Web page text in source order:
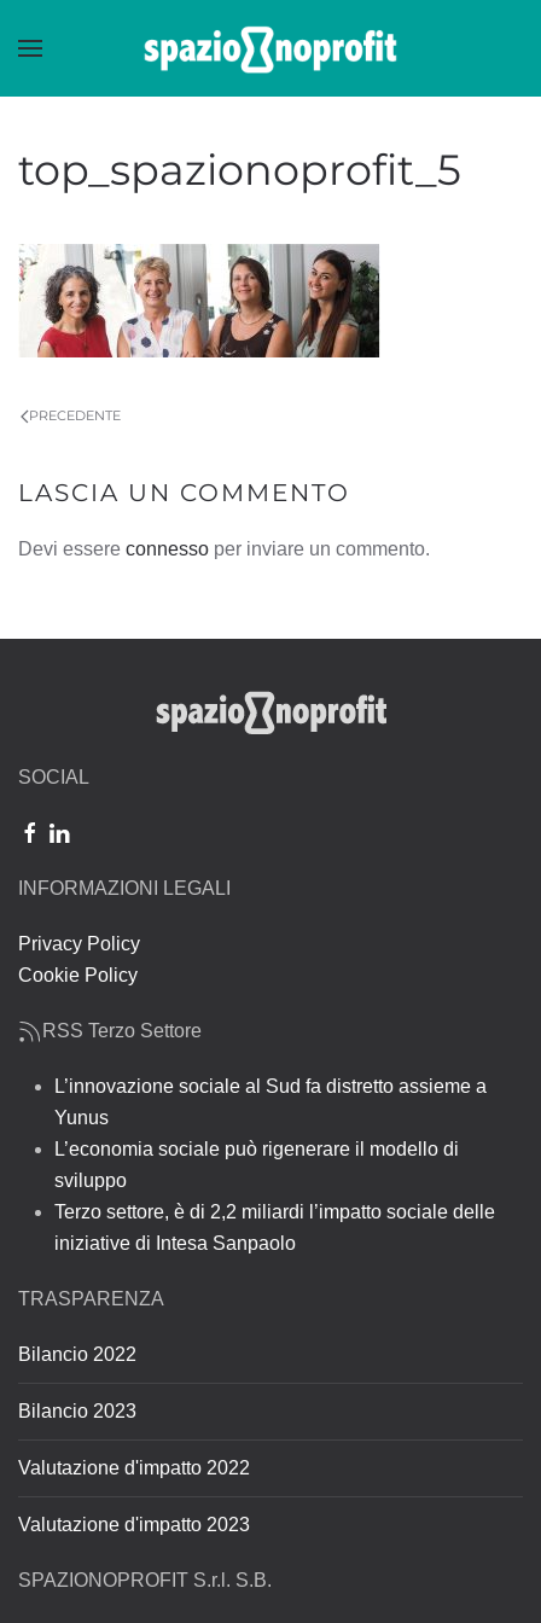
Skip to main content
top_spazionoprofit_5
PRECEDENTE
LASCIA UN COMMENTO
Devi essere connesso per inviare un commento.
SOCIAL
INFORMAZIONI LEGALI
Privacy Policy
Cookie Policy
RSS Terzo Settore
L’innovazione sociale al Sud fa distretto assieme a
Yunus
L’economia sociale può rigenerare il modello di
sviluppo
Terzo settore, è di 2,2 miliardi l’impatto sociale delle
iniziative di Intesa Sanpaolo
TRASPARENZA
Bilancio 2022
Bilancio 2023
Valutazione d'impatto 2022
Valutazione d'impatto 2023
SPAZIONOPROFIT S.r.l. S.B.